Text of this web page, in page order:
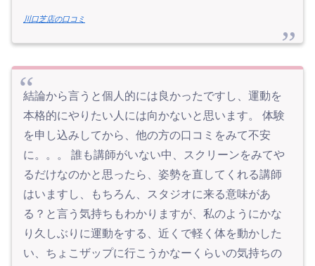
川口芝店の口コミ
結論から言うと個人的には良かったですし、運動を
本格的にやりたい人には向かないと思います。 体験
を申し込みしてから、他の方の口コミをみて不安
に。。。 誰も講師がいない中、スクリーンをみてや
るだけなのかと思ったら、姿勢を直してくれる講師
はいますし、もちろん、スタジオに来る意味があ
る？と言う気持ちもわかりますが、私のようにかな
り久しぶりに運動をする、近くで軽く体を動かした
い、ちょこザップに行こうかなーくらいの気持ちの